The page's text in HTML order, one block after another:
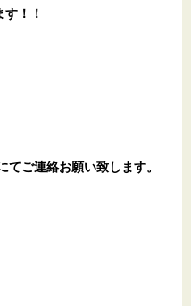
す ！！
ご連絡お願い致します。